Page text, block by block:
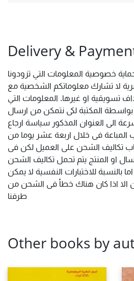
Delivery &
خصوصية المعلومات التي تزودونا
لا تشارك معلوماتكم الشخصية مع
تسويقية او غيرها. المعلومات التي
المكتبة لكى نتمكن من ارسال
الى العنوان المذكور سياسة ارجاع
المباعة فى خلال اربعة عشر يوما من
تكاليف الشحن على العميل لكن فى
او المنتج يتم تحمل تكاليف الشحن
بالنسبة للاختبارات النفسية لا يمكن
الا اذا كان هناك خطأ فى الشحن من
طرفنا
Other books by